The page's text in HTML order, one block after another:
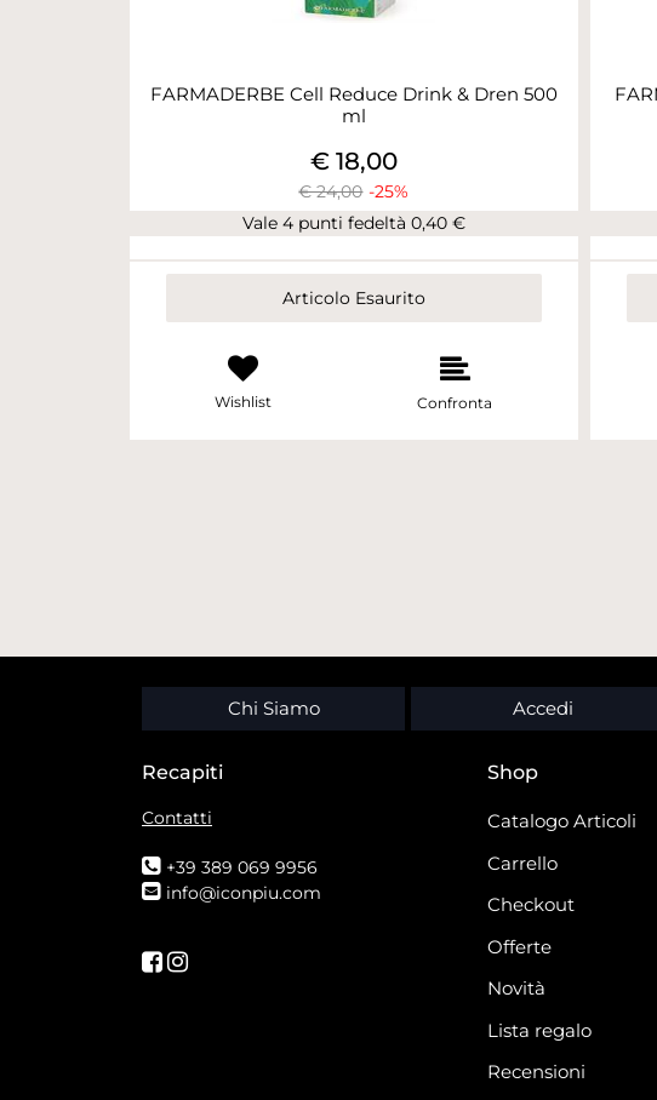
FARMADERBE Cell Reduce Drink & Dren 500
ml
€ 24,00 -25%
€ 18,00
Vale 4 punti fedeltà 0,40 €
Articolo Esaurito
Wishlist Confronta
Chi Siamo Accedi
Recapiti
Contatti
+39 389 069 9956
info@iconpiu.com
Seguici su Facebook
Seguici su Instagram
Shop
Catalogo Articoli
Carrello
Checkout
Offerte
Novità
Lista regalo
Recensioni